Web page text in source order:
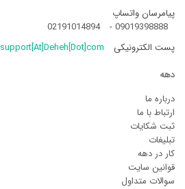
پیامرسان واتساپ
09019398888
-
02191014894
پست الکترونیکی
support[At]Deheh[Dot]com
دهه
درباره ما
ارتباط با ما
ثبت شکایات
تبلیغات
کار در دهه
قوانین سایت
سوالات متداول